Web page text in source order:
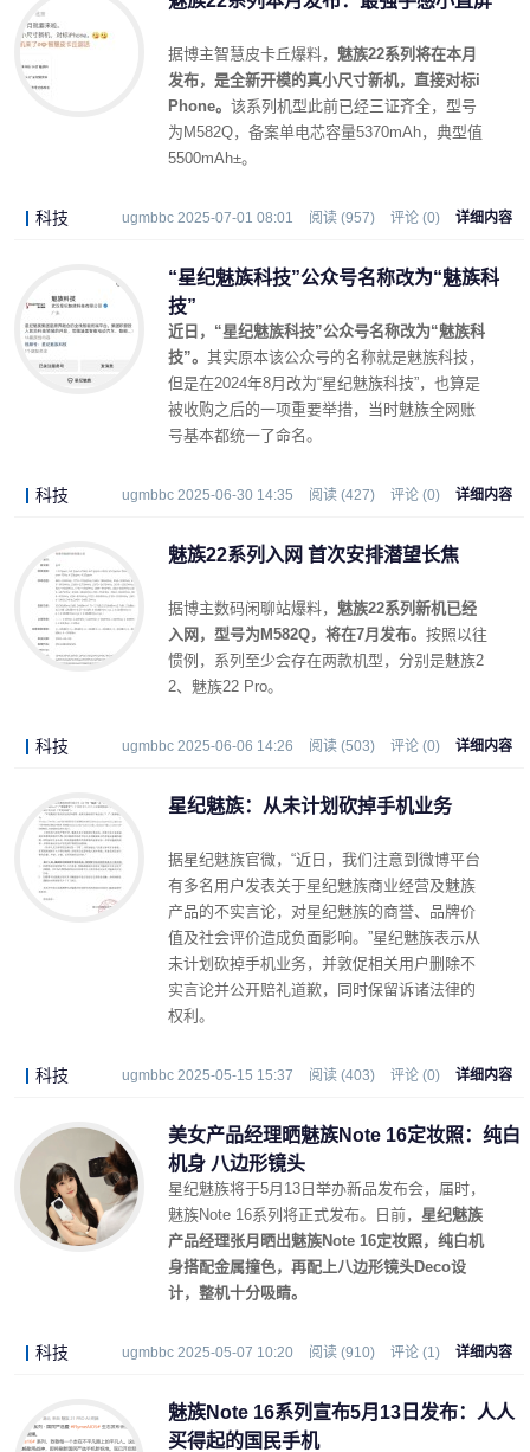
据博主智慧皮卡丘爆料， 魅族22系列将在本月
发布，是全新开模的真小尺寸新机，直接对标i
Phone。 该系列机型此前已经三证齐全，型号
为M582Q，备案单电芯容量5370mAh，典型值
5500mAh±。
科技 ugmbbc 2025-07-01 08:01 阅读 (957) 评论 (0) 详细内容
“星纪魅族科技”公众号名称改为“魅族科
技”
近日，“星纪魅族科技”公众号名称改为“魅族科
技”。 其实原本该公众号的名称就是魅族科技，
但是在2024年8月改为“星纪魅族科技”，也算是
被收购之后的一项重要举措，当时魅族全网账
号基本都统一了命名。
科技 ugmbbc 2025-06-30 14:35 阅读 (427) 评论 (0) 详细内容
魅族22系列入网 首次安排潜望长焦
据博主数码闲聊站爆料， 魅族22系列新机已经
入网，型号为M582Q，将在7月发布。 按照以往
惯例，系列至少会存在两款机型，分别是魅族2
2、魅族22 Pro。
科技 ugmbbc 2025-06-06 14:26 阅读 (503) 评论 (0) 详细内容
星纪魅族：从未计划砍掉手机业务
据星纪魅族官微，“近日，我们注意到微博平台
有多名用户发表关于星纪魅族商业经营及魅族
产品的不实言论，对星纪魅族的商誉、品牌价
值及社会评价造成负面影响。”星纪魅族表示从
未计划砍掉手机业务，并敦促相关用户删除不
实言论并公开赔礼道歉，同时保留诉诸法律的
权利。
科技 ugmbbc 2025-05-15 15:37 阅读 (403) 评论 (0) 详细内容
美女产品经理晒魅族Note 16定妆照：纯白
机身 八边形镜头
星纪魅族将于5月13日举办新品发布会，届时，
魅族Note 16系列将正式发布。日前， 星纪魅族
产品经理张月晒出魅族Note 16定妆照，纯白机
身搭配金属撞色，再配上八边形镜头Deco设
计，整机十分吸睛。
科技 ugmbbc 2025-05-07 10:20 阅读 (910) 评论 (1) 详细内容
魅族Note 16系列宣布5月13日发布：人人
买得起的国民手机